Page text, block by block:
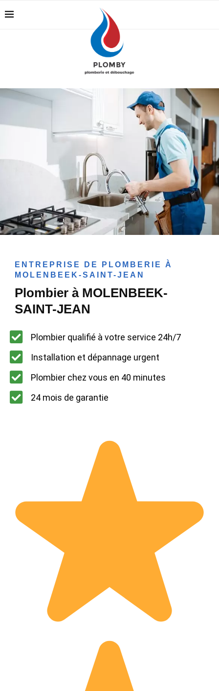
ENTREPRISE DE PLOMBERIE À
MOLENBEEK-SAINT-JEAN
Plombier à MOLENBEEK-
SAINT-JEAN
Plombier qualifié à votre service 24h/7
Installation et dépannage urgent
Plombier chez vous en 40 minutes
24 mois de garantie